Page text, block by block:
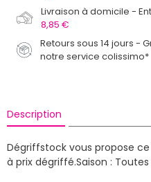
Livraison à domicile
8,85 €
Retours sous 14 jours -
notre service colissimo*
Description
Dégriffstock vous propose ce
à prix dégriffé.Saison :